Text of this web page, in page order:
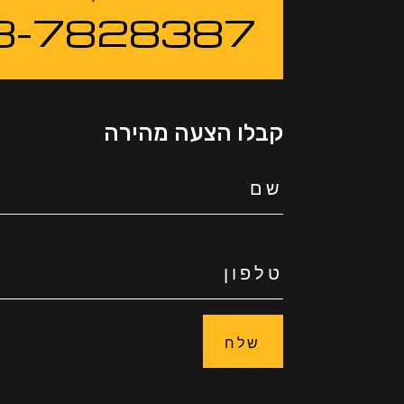
7828387
קבלו הצעה מהירה
שלח